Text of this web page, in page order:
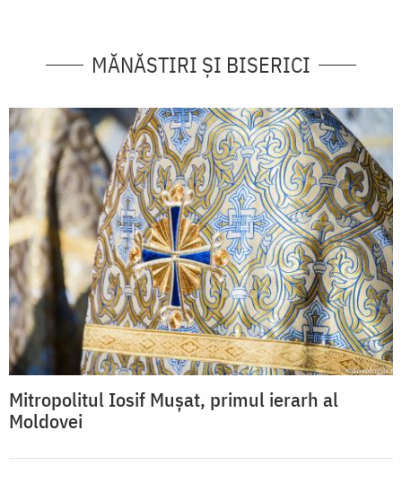
MĂNĂSTIRI ȘI BISERICI
Mitropolitul Iosif Mușat, primul ierarh al
Moldovei